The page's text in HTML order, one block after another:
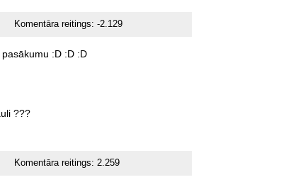
Komentāra reitings:-2.129
pasākumu :D :D :D
???
Komentāra reitings:2.259